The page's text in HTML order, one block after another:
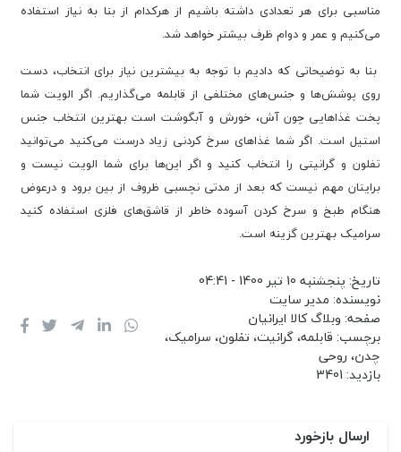
مناسبی برای هر تعدادی داشته باشیم از هرکدام از بنا به نیاز استفاده
می‌کنیم و عمر و دوام ظرف بیشتر خواهد شد.
بنا به توضیحاتی که دادیم با توجه به بیشترین نیاز برای انتخاب، دست
روی پوشش‌ها و جنس‌های مختلفی از قابلمه می‌گذاریم. اگر الویت شما
پخت غذاهایی چون آش، خورش و آبگوشت است بهترین انتخاب جنس
استیل است. اگر شما غذاهای سرخ کردنی زیاد درست می‌کنید می‌توانید
تفلون و گرانیتی را انتخاب کنید و اگر این‌ها برای شما الویت نیست و
برایتان مهم نیست که بعد از مدتی نچسبی ظروف از بین برود و درعوض
هنگام طبخ و سرخ کردن آسوده خاطر از قاشق‌های فلزی استفاده کنید
سرامیک بهترین گزینه است.
تاریخ: پنجشنبه 10 تیر 1400 - 04:41
نویسنده: مدیر سایت
صفحه: وبلاگ کالا ایرانیان
برچسب: قابلمه،گرانیت، تفلون، سرامیک،
چدن، روحی
بازدید: 3401
ارسال بازخورد